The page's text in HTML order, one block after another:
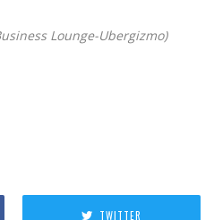
Lounge-Ubergizmo)
TWITTER